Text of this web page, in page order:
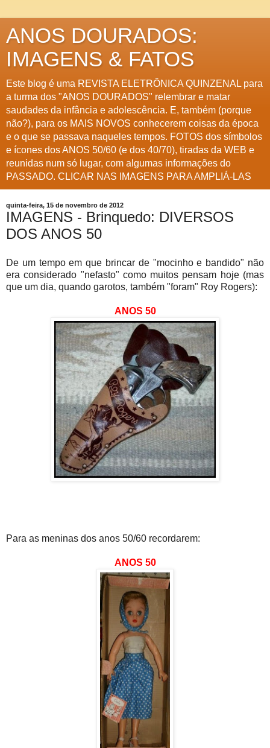
ANOS DOURADOS:
IMAGENS & FATOS
Este blog é uma REVISTA ELETRÔNICA QUINZENAL para
a turma dos "ANOS DOURADOS" relembrar e matar
saudades da infância e adolescência. E, também (porque
não?), para os MAIS NOVOS conhecerem coisas da época
e o que se passava naqueles tempos. FOTOS dos símbolos
e ícones dos ANOS 50/60 (e dos 40/70), tiradas da WEB e
reunidas num só lugar, com algumas informações do
PASSADO. CLICAR NAS IMAGENS PARA AMPLIÁ-LAS
quinta-feira, 15 de novembro de 2012
IMAGENS - Brinquedo: DIVERSOS
DOS ANOS 50
De um tempo em que brincar de "mocinho e bandido" não
era considerado "nefasto" como muitos pensam hoje (mas
que um dia, quando garotos, também "foram" Roy Rogers):
ANOS 50
Para as meninas dos anos 50/60 recordarem:
ANOS 50